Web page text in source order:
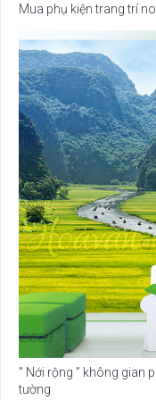
Mua phụ kiện trang trí
” Nới rộng ” không gian
tường